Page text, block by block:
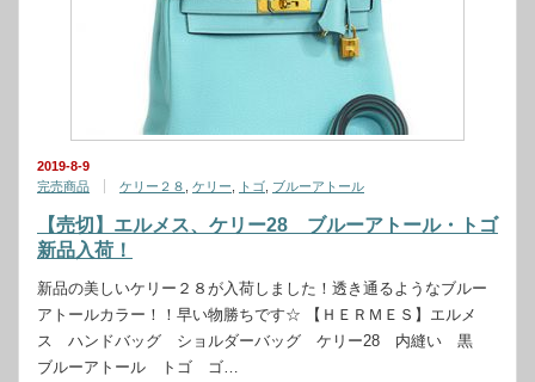
2019-8-9
完売商品
ケリー２８ ケリー トゴ ブルーアトール
【売切】エルメス、ケリー28 ブルーアトール・トゴ
新品入荷！
新品の美しいケリー２８が入荷しました！透き通るようなブルー
アトールカラー！！早い物勝ちです☆ 【ＨＥＲＭＥＳ】エルメ
ス ハンドバッグ ショルダーバッグ ケリー28 内縫い 黒
ブルーアトール トゴ ゴ…